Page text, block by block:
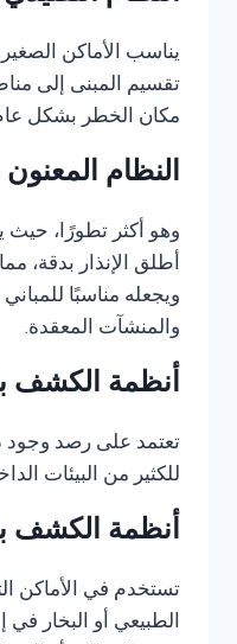
يناسب الأماكن
تقسيم المبنى إلى
مكان الخطر بشكل
النظام المعنون
وهو أكثر تطورًا، حيث
أطلق الإنذار بدقة،
ويجعله مناسبًا
والمنشآت المعقدة.
أنظمة الكشف
تعتمد على رصد وجود
للكثير من البيئات
أنظمة الكشف
تستخدم في الأماكن
الطبيعي أو البخار